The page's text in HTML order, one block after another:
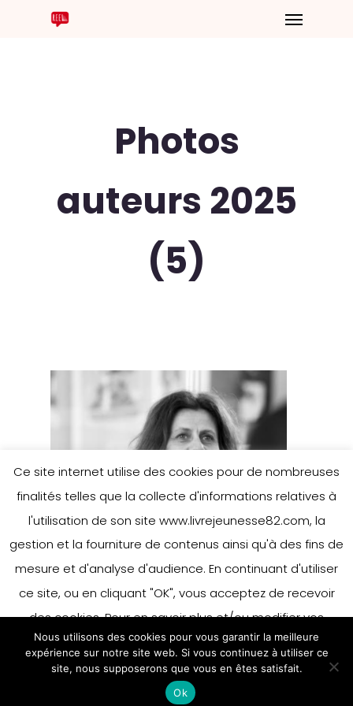
Photos
auteurs 2025
(5)
Ce site internet utilise des cookies pour de nombreuses
finalités telles que la collecte d'informations relatives à
l'utilisation de son site www.livrejeunesse82.com, la
gestion et la fourniture de contenus ainsi qu'à des fins de
mesure et d'analyse d'audience. En continuant d'utiliser
ce site, ou en cliquant "OK", vous acceptez de recevoir
des cookies. Pour en savoir plus et/ou modifier vos
préférences en matière de cookies, merci de vous référer
à notre politique sur les cookies.
Accepter
En savoir plus
Nous utilisons des cookies pour vous garantir la meilleure
expérience sur notre site web. Si vous continuez à utiliser ce
site, nous supposerons que vous en êtes satisfait.
Ok